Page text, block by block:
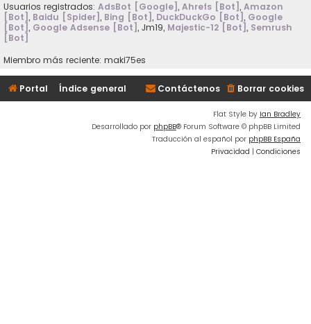
Usuarios registrados: AdsBot [Google], Ahrefs [Bot], Amazon
[Bot], Baidu [Spider], Bing [Bot], DuckDuckGo [Bot], Google
[Bot], Google Adsense [Bot], Jm19, Majestic-12 [Bot], Semrush
[Bot]
Miembro más reciente: maki75es
Portal Índice general Borrar cookies
Contáctenos
Flat Style by Ian Bradley
Desarrollado por phpBB® Forum Software © phpBB Limited
Traducción al español por phpBB España
Privacidad | Condiciones